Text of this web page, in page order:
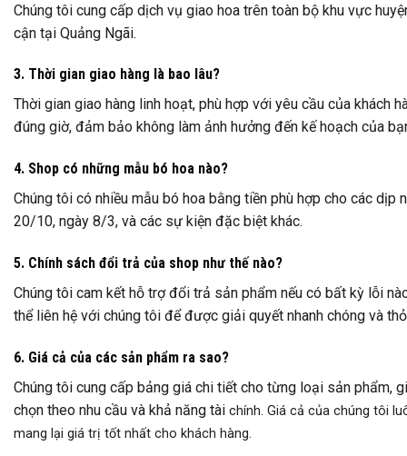
Chúng tôi cung cấp dịch vụ giao hoa trên toàn bộ khu vực
cận tại Quảng Ngãi.
3. Thời gian giao hàng là bao lâu?
Thời gian giao hàng linh hoạt, phù hợp với yêu cầu của khách
đúng giờ, đảm bảo không làm ảnh hưởng đến kế hoạch của
4. Shop có những mẫu bó hoa nào?
Chúng tôi có nhiều mẫu bó hoa bằng tiền phù hợp cho các dịp
20/10, ngày 8/3, và các sự kiện đặc biệt khác.
5. Chính sách đổi trả của shop như thế nào?
Chúng tôi cam kết hỗ trợ đổi trả sản phẩm nếu có bất kỳ lỗi
thể liên hệ với chúng tôi để được giải quyết nhanh chóng và
6. Giá cả của các sản phẩm ra sao?
Chúng tôi cung cấp bảng giá chi tiết cho từng loại sản phẩm,
chọn theo nhu cầu và khả năng tài chính. Giá cả của chúng tôi
mang lại giá trị tốt nhất cho khách hàng.